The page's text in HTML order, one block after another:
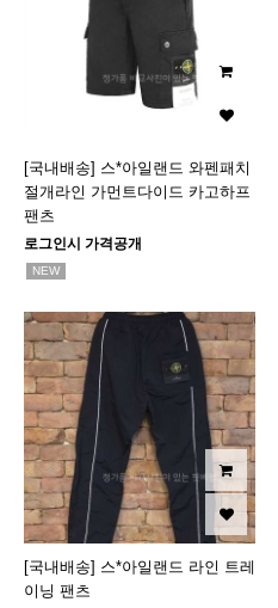
[국내배송] 스*아일랜드 와펜패치
절개라인 가먼트다이드 카고하프
팬츠
로그인시 가격공개
NEW
[국내배송] 스*아일랜드 라인 트레
이닝 팬츠